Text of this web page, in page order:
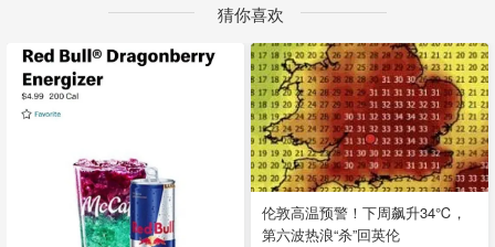
猜你喜欢
伦敦高温预警！下周飙升34℃，
第六波热浪“杀”回英伦